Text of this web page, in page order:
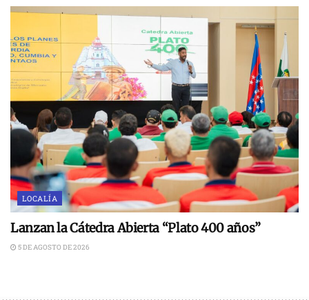
LOCALÍA
Lanzan la Cátedra Abierta “Plato 400 años”
5 DE AGOSTO DE 2026